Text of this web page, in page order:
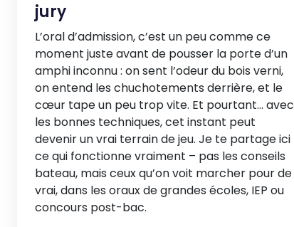
jury
L’oral d’admission, c’est un peu comme ce
moment juste avant de pousser la porte d’un
amphi inconnu : on sent l’odeur du bois verni,
on entend les chuchotements derrière, et le
cœur tape un peu trop vite. Et pourtant… avec
les bonnes techniques, cet instant peut
devenir un vrai terrain de jeu. Je te partage ici
ce qui fonctionne vraiment – pas les conseils
bateau, mais ceux qu’on voit marcher pour de
vrai, dans les oraux de grandes écoles, IEP ou
concours post-bac.